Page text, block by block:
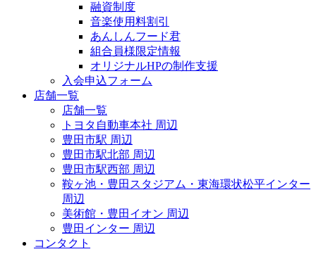
融資制度
音楽使用料割引
あんしんフード君
組合員様限定情報
オリジナルHPの制作支援
入会申込フォーム
店舗一覧
店舗一覧
トヨタ自動車本社 周辺
豊田市駅 周辺
豊田市駅北部 周辺
豊田市駅西部 周辺
鞍ヶ池・豊田スタジアム・東海環状松平インター
周辺
美術館・豊田イオン 周辺
豊田インター 周辺
コンタクト